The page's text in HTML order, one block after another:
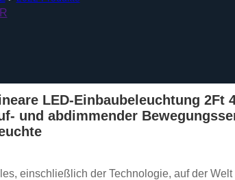
LED-Einbaubeleuchtung 2Ft
und abdimmender
einschließlich der Technologie, auf der